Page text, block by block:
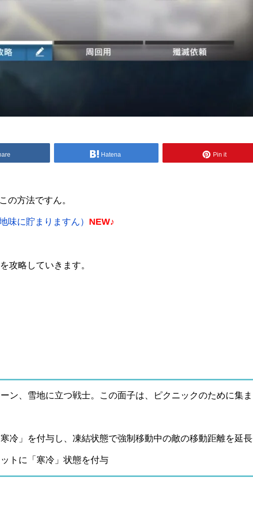
Hatena Pin it
の方法ですん。
味に貯まりますん） NEW♪
攻略していきます。
ン、雪地に立つ戦士。この面子は、ピクニックのために集ま
冷」を付与し、凍結状態で強制移動中の敵の移動距離を延長
トに「寒冷」状態を付与